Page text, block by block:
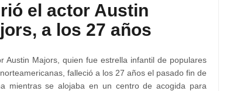
el actor Austin
a los 27 años
Austin Majors, quien fue estrella infantil de populares
falleció a los 27 años el pasado fin de
mientras se alojaba en un centro de acogida para